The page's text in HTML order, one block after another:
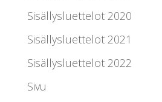
Sisällysluettelot 2020
Sisällysluettelot 2021
Sisällysluettelot 2022
Sivu